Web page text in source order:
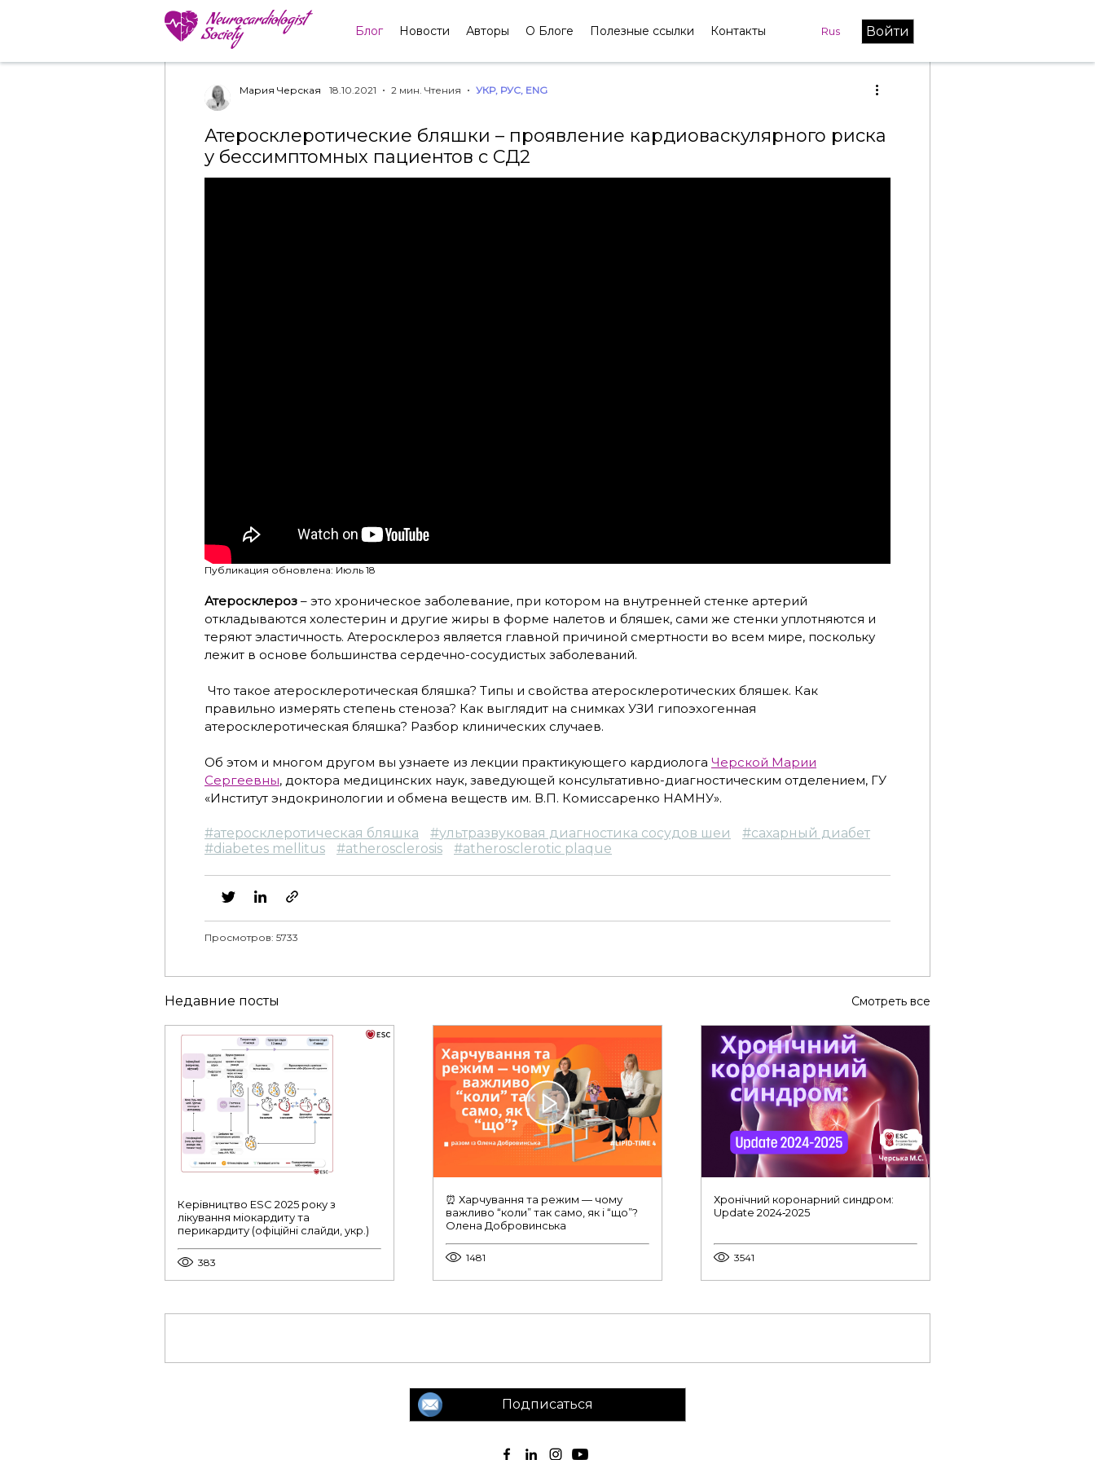
Блог Новости Авторы О Блоге Полезные ссылки Контакты Rus Войти
Все посты
Мария Черская 18.10.2021 2 мин. Чтения УКР, РУС, ENG
Атеросклеротические бляшки – проявление кардиоваскулярного риска
у бессимптомных пациентов с СД2
Публикация обновлена: Июль 18
Атеросклероз – это хроническое заболевание, при котором на внутренней стенке артерий
откладываются холестерин и другие жиры в форме налетов и бляшек, сами же стенки уплотняются и
теряют эластичность. Атеросклероз является главной причиной смертности во всем мире, поскольку
лежит в основе большинства сердечно-сосудистых заболеваний.
Что такое атеросклеротическая бляшка? Типы и свойства атеросклеротических бляшек. Как
правильно измерять степень стеноза? Как выглядит на снимках УЗИ гипоэхогенная
атеросклеротическая бляшка? Разбор клинических случаев.
Об этом и многом другом вы узнаете из лекции практикующего кардиолога Черской Марии
Сергеевны, доктора медицинских наук, заведующей консультативно-диагностическим отделением, ГУ
«Институт эндокринологии и обмена веществ им. В.П. Комиссаренко НАМНУ».
#атеросклеротическая бляшка #ультразвуковая диагностика сосудов шеи #сахарный диабет
#diabetes mellitus #atherosclerosis #atherosclerotic plaque
Просмотров: 5733
Недавние посты Смотреть все
Керівництво ESC 2025 року з
лікування міокардиту та
перикардиту (офіційні слайди, укр.)
383
⏰ Харчування та режим — чому
важливо “коли” так само, як і “що”?
Олена Добровинська
1481
Хронічний коронарний синдром:
Update 2024‑2025
3541
Подписаться